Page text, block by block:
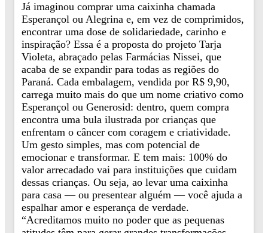
Já imaginou comprar uma caixinha chamada
Esperançol ou Alegrina e, em vez de comprimidos,
encontrar uma dose de solidariedade, carinho e
inspiração? Essa é a proposta do projeto Tarja
Violeta, abraçado pelas Farmácias Nissei, que
acaba de se expandir para todas as regiões do
Paraná. Cada embalagem, vendida por R$ 9,90,
carrega muito mais do que um nome criativo como
Esperançol ou Generosid: dentro, quem compra
encontra uma bula ilustrada por crianças que
enfrentam o câncer com coragem e criatividade.
Um gesto simples, mas com potencial de
emocionar e transformar. E tem mais: 100% do
valor arrecadado vai para instituições que cuidam
dessas crianças. Ou seja, ao levar uma caixinha
para casa — ou presentear alguém — você ajuda a
espalhar amor e esperança de verdade.
“Acreditamos muito no poder que as pequenas